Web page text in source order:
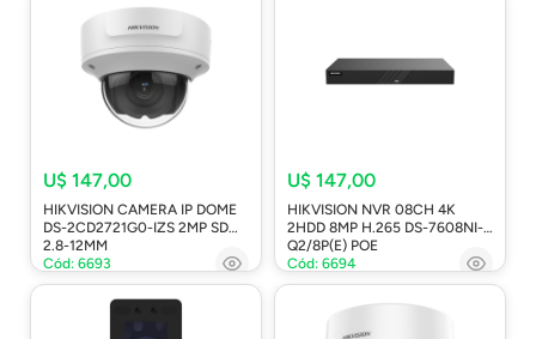
U$ 147,00
HIKVISION CAMERA IP DOME
DS-2CD2721G0-IZS 2MP SD
2.8-12MM
Cód: 6693
U$ 147,00
HIKVISION NVR 08CH 4K
2HDD 8MP H.265 DS-7608NI-
Q2/8P(E) POE
Cód: 6694